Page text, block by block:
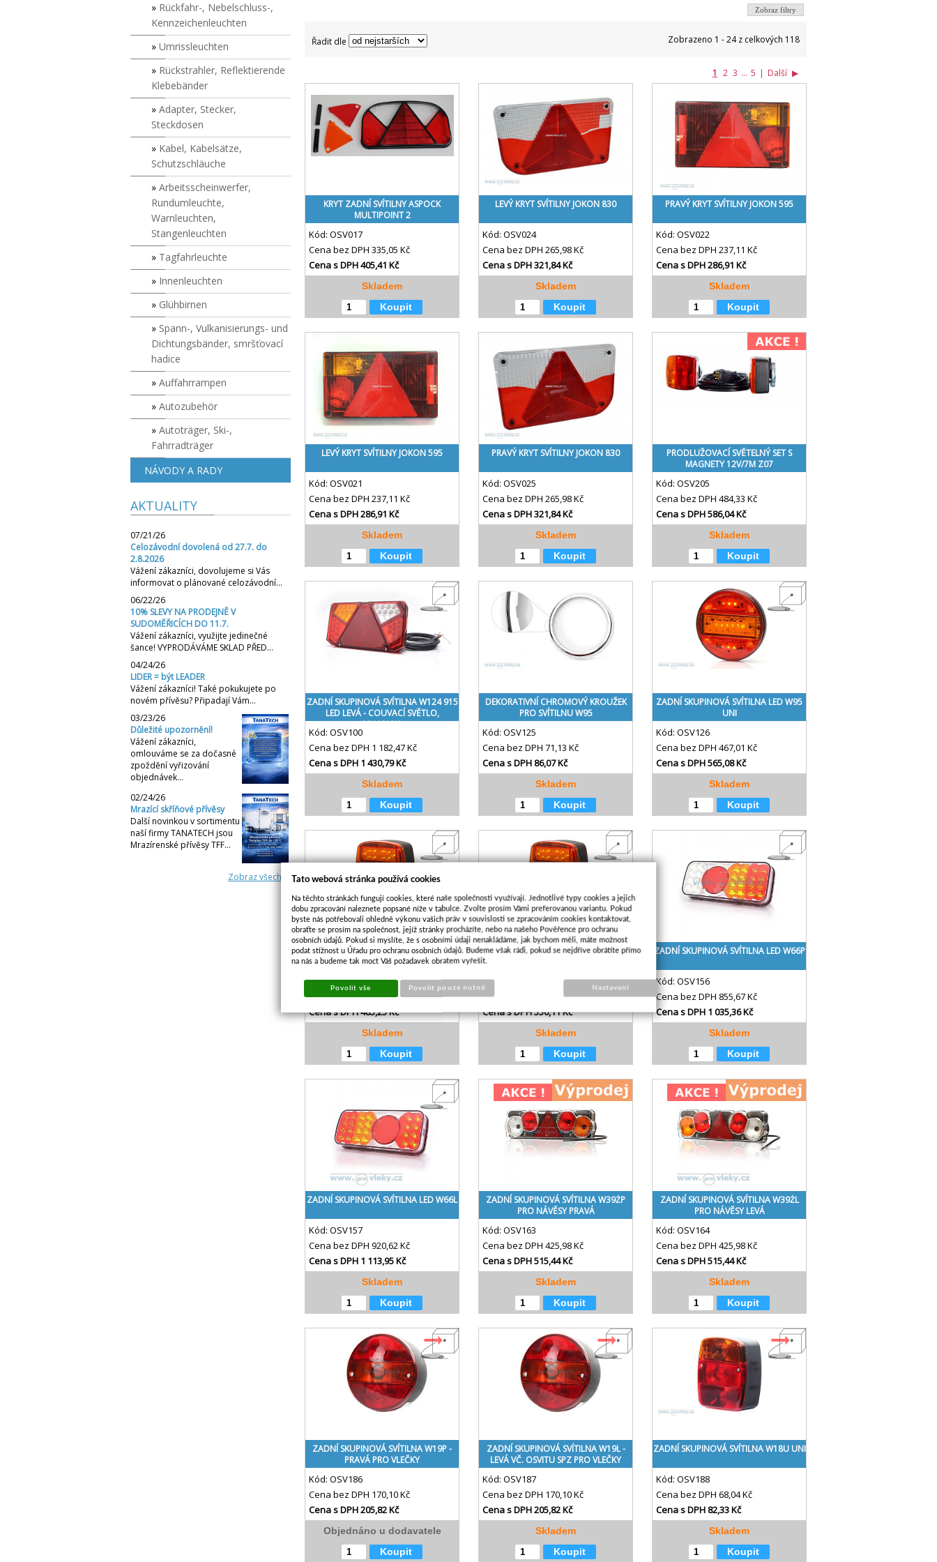
Rückfahr-, Nebelschluss-,
Kennzeichenleuchten
Umrissleuchten
Rückstrahler, Reflektierende
Klebebänder
Adapter, Stecker,
Steckdosen
Kabel, Kabelsätze,
Schutzschläuche
Arbeitsscheinwerfer,
Rundumleuchte,
Warnleuchten,
Stangenleuchten
Tagfahrleuchte
Innenleuchten
Glühbirnen
Spann-, Vulkanisierungs- und
Dichtungsbänder, smršťovací
hadice
Auffahrrampen
Autozubehör
Autoträger, Ski-,
Fahrradträger
NÁVODY A RADY
AKTUALITY
07/21/26
Celozávodní dovolená od 27.7. do
2.8.2026
Vážení zákazníci, dovolujeme si Vás
informovat o plánované celozávodní…
06/22/26
10% SLEVY NA PRODEJNĚ V
SUDOMĚŘICÍCH DO 11.7.
Vážení zákazníci, využijte jedinečné
šance! VYPRODÁVÁME SKLAD PŘED…
04/24/26
LIDER = být LEADER
Vážení zákazníci! Také pokukujete po
novém přívěsu? Připadají Vám…
03/23/26
Důležité upozornění!
Vážení zákazníci,
omlouváme se za dočasné
zpoždění vyřizování
objednávek…
02/24/26
Mrazící skříňové přívěsy
Další novinkou v sortimentu
naší firmy TANATECH jsou
Mrazírenské přívěsy TFF…
Zobraz všechny
Zobraz filtry
Řadit dle Zobrazeno 1 - 24 z celkových 118
1 2 3 ... 5 | Další ▶
KRYT ZADNÍ SVÍTILNY ASPOCK
MULTIPOINT 2
Kód: OSV017
Cena bez DPH 335,05 Kč
Cena s DPH405,41 Kč
Skladem
Koupit
LEVÝ KRYT SVÍTILNY JOKON 830
Kód: OSV024
Cena bez DPH 265,98 Kč
Cena s DPH321,84 Kč
Skladem
Koupit
PRAVÝ KRYT SVÍTILNY JOKON 595
Kód: OSV022
Cena bez DPH 237,11 Kč
Cena s DPH286,91 Kč
Skladem
Koupit
LEVÝ KRYT SVÍTILNY JOKON 595
Kód: OSV021
Cena bez DPH 237,11 Kč
Cena s DPH286,91 Kč
Skladem
Koupit
PRAVÝ KRYT SVÍTILNY JOKON 830
Kód: OSV025
Cena bez DPH 265,98 Kč
Cena s DPH321,84 Kč
Skladem
Koupit
PRODLUŽOVACÍ SVĚTELNÝ SET S
MAGNETY 12V/7M Z07
Kód: OSV205
Cena bez DPH 484,33 Kč
Cena s DPH586,04 Kč
Skladem
Koupit
ZADNÍ SKUPINOVÁ SVÍTILNA W124 915
LED LEVÁ - COUVACÍ SVĚTLO,
MLHOVKA
Kód: OSV100
Cena bez DPH 1 182,47 Kč
Cena s DPH 1 430,79 Kč
Skladem
Koupit
DEKORATIVNÍ CHROMOVÝ KROUŽEK
PRO SVÍTILNU W95
Kód: OSV125
Cena bez DPH 71,13 Kč
Cena s DPH86,07 Kč
Skladem
Koupit
ZADNÍ SKUPINOVÁ SVÍTILNA LED W95
UNI
Kód: OSV126
Cena bez DPH 467,01 Kč
Cena s DPH565,08 Kč
Skladem
Koupit
ZADNÍ SKUPINOVÁ SVÍTILNA LED 476
UNI
Kód:OSV144
Cena bez DPH401,03 Kč
Cena s DPH485,25 Kč
Skladem
Koupit
ZADNÍ SKUPINOVÁ SVÍTILNA LED 475
Kód:
Cena bez DPH
454,64 Kč
Cena s DPH550,11 Kč
Skladem
Koupit
ZADNÍ SKUPINOVÁ SVÍTILNA LED W66P
Kód: OSV156
Cena bez DPH 855,67 Kč
Cena s DPH 1 035,36 Kč
Skladem
Koupit
ZADNÍ SKUPINOVÁ SVÍTILNA LED W66L
Kód: OSV157
Cena bez DPH 920,62 Kč
Cena s DPH 1 113,95 Kč
Skladem
Koupit
ZADNÍ SKUPINOVÁ SVÍTILNA W39ŻP
PRO NÁVĚSY PRAVÁ
Kód: OSV163
Cena bez DPH 425,98 Kč
Cena s DPH515,44 Kč
Skladem
Koupit
ZADNÍ SKUPINOVÁ SVÍTILNA W39ŻL
PRO NÁVĚSY LEVÁ
Kód: OSV164
Cena bez DPH 425,98 Kč
Cena s DPH515,44 Kč
Skladem
Koupit
ZADNÍ SKUPINOVÁ SVÍTILNA W19P -
PRAVÁ PRO VLEČKY
Kód: OSV186
Cena bez DPH 170,10 Kč
Cena s DPH205,82 Kč
Objednáno u dodavatele
Koupit
ZADNÍ SKUPINOVÁ SVÍTILNA W19L -
LEVÁ VČ. OSVITU SPZ PRO VLEČKY
Kód: OSV187
Cena bez DPH 170,10 Kč
Cena s DPH205,82 Kč
Skladem
Koupit
ZADNÍ SKUPINOVÁ SVÍTILNA W18U UNI
Kód: OSV188
Cena bez DPH 68,04 Kč
Cena s DPH82,33 Kč
Skladem
Koupit
Tato webová stránka používá cookies
Na těchto stránkách fungují cookies, které naše společnosti využívají. Jednotlivé typy cookies a jejich
dobu zpracování naleznete popsané níže v tabulce. Zvolte prosím Vámi preferovanou variantu. Pokud
byste nás potřebovali ohledně výkonu vašich práv v souvislosti se zpracováním cookies kontaktovat,
obraťte se prosím na společnost, jejíž stránky procházíte, nebo na našeho Pověřence pro ochranu
osobních údajů. Pokud si myslíte, že s osobními údaji nenakládáme, jak bychom měli, máte možnost
podat stížnost u Úřadu pro ochranu osobních údajů. Budeme však rádi, pokud se nejdříve obrátíte přímo
na nás a budeme tak moct Váš požadavek obratem vyřešit.
Povolit vše Povolit pouze nutné Nastavení